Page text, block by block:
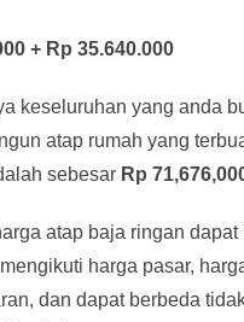
+ Rp 35.640.000
keseluruhan yang anda
atap rumah yang
sebesar Rp
atap baja ringan dapat
harga pasar,
dan dapat berbeda